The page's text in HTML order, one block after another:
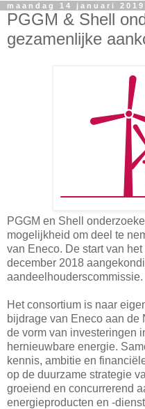
maandag 14 januari 2019
PGGM & Shell
gezamenlijke
PGGM en Shell
mogelijkheid om deel te
van Eneco. De start van
december 2018
aandeelhouderscommissie.
Het consortium is naar
bijdrage van Eneco aan de
de vorm van investeringen
hernieuwbare energie.
kennis, ambitie en
op de duurzame strategie
groeiend en concurrerend
energieproducten en -